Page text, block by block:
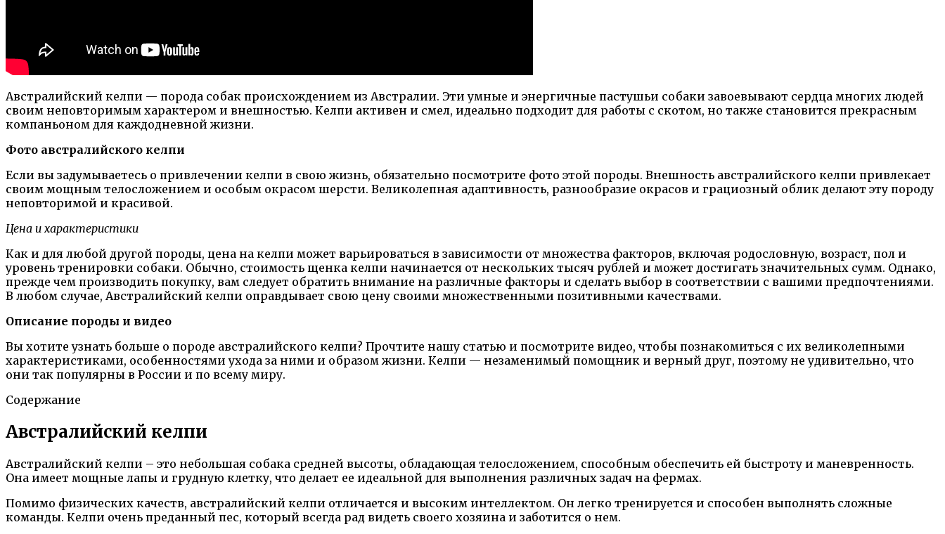
Австралийский келпи — порода собак происхождением из Австралии. Эти умные и энергичные пастушьи собаки завоевывают сердца многих людей
своим неповторимым характером и внешностью. Келпи активен и смел, идеально подходит для работы с скотом, но также становится прекрасным
компаньоном для каждодневной жизни.
Фото австралийского келпи
Если вы задумываетесь о привлечении келпи в свою жизнь, обязательно посмотрите фото этой породы. Внешность австралийского келпи привлекает
своим мощным телосложением и особым окрасом шерсти. Великолепная адаптивность, разнообразие окрасов и грациозный облик делают эту породу
неповторимой и красивой.
Цена и характеристики
Как и для любой другой породы, цена на келпи может варьироваться в зависимости от множества факторов, включая родословную, возраст, пол и
уровень тренировки собаки. Обычно, стоимость щенка келпи начинается от нескольких тысяч рублей и может достигать значительных сумм. Однако,
прежде чем производить покупку, вам следует обратить внимание на различные факторы и сделать выбор в соответствии с вашими предпочтениями.
В любом случае, Австралийский келпи оправдывает свою цену своими множественными позитивными качествами.
Описание породы и видео
Вы хотите узнать больше о породе австралийского келпи? Прочтите нашу статью и посмотрите видео, чтобы познакомиться с их великолепными
характеристиками, особенностями ухода за ними и образом жизни. Келпи — незаменимый помощник и верный друг, поэтому не удивительно, что
они так популярны в России и по всему миру.
Содержание
Австралийский келпи
Австралийский келпи – это небольшая собака средней высоты, обладающая телосложением, способным обеспечить ей быстроту и маневренность.
Она имеет мощные лапы и грудную клетку, что делает ее идеальной для выполнения различных задач на фермах.
Помимо физических качеств, австралийский келпи отличается и высоким интеллектом. Он легко тренируется и способен выполнять сложные
команды. Келпи очень преданный пес, который всегда рад видеть своего хозяина и заботится о нем.